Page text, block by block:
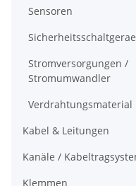
Sensoren
Stromversorgungen /
Stromumwandler
Verdrahtungsmaterial
Kabel & Leitungen
Kanäle /
Klemmen